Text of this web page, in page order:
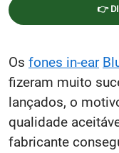
👉
Os fones in-ear
fizeram muito
lançados, o
qualidade
fabricante